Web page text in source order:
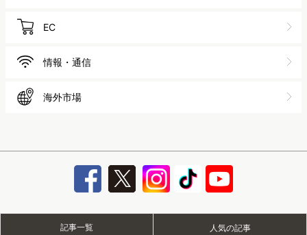
EC
情報・通信
海外市場
記事一覧 人気の記事